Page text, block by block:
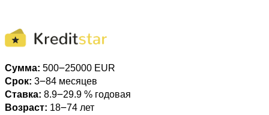
Сумма: 500౼25000 EUR
Срок: 3౼84 месяцев
Ставка: 8.9౼29.9 % годовая
Возраст: 18౼74 лет